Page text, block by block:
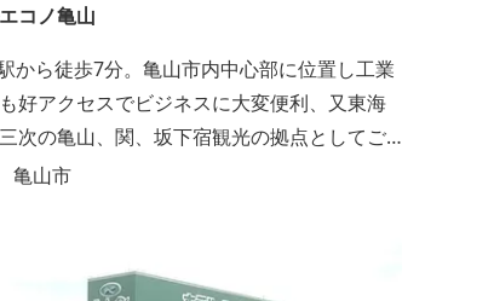
コノ亀山
から徒歩7分。亀山市内中心部に位置し工業
好アクセスでビジネスに大変便利、又東海
次の亀山、関、坂下宿観光の拠点としてご
だけます。無料朝食（セルフサービス）、
亀山市